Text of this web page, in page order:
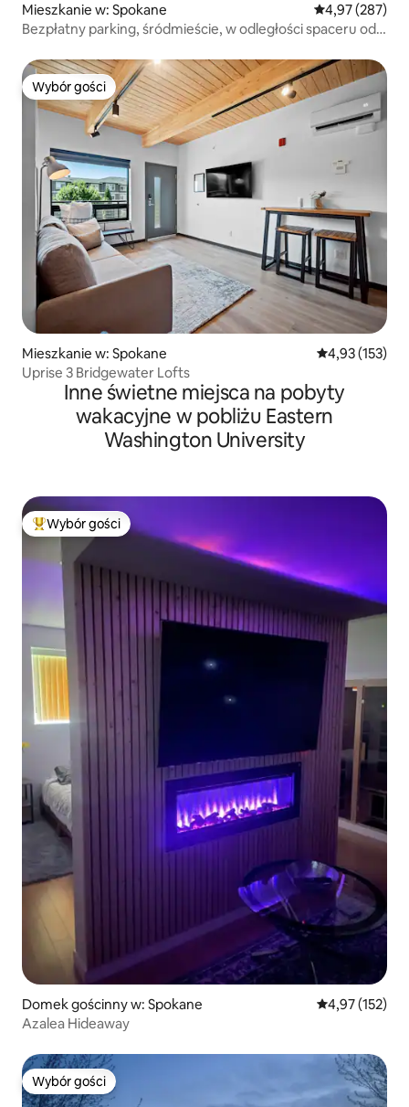
Mieszkanie w: Spokane Średnia
4,97 (287)
Bezpłatny parking, śródmieście, w odległości spaceru od
Wybór gości
Wybór gości
Mieszkanie w: Spokane Średnia
4,93 (153)
Uprise 3 Bridgewater Lofts
Inne świetne miejsca na pobyty
wakacyjne w pobliżu Eastern
Washington University
Najpopularniejsze z kategorii Wybór gości
Wybór gości
Domek gościnny w: Spokane Średnia
4,97 (152)
Azalea Hideaway
Wybór gości
Wybór gości